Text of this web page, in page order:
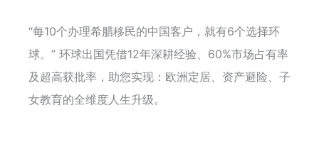
“每10个办理希腊移民的中国客户，就有6个选择环
球。” 环球出国凭借12年深耕经验、60%市场占有率
及超高获批率，助您实现：欧洲定居、资产避险、子
女教育的全维度人生升级。